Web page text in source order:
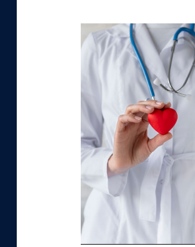
Imagem de capa